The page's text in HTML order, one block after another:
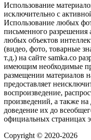
Использование
исключительно с
Использование любых
письменного
любых объектов
(видео, фото, товарные
т.д.) на сайте samka.co
имеющим необходимые
размещении материалов
предоставляет
воспроизведение,
произведений, а также
доведение их до
официальных страницах
Copyright © 2020-2026